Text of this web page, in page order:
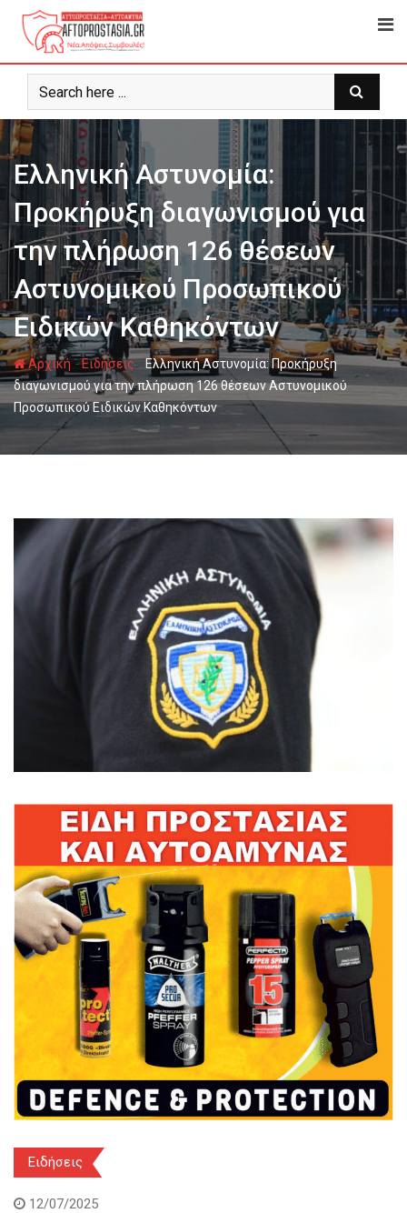
Ψάχνω
για...
Ελληνική Αστυνομία:
Προκήρυξη διαγωνισμού για
την πλήρωση 126 θέσεων
Αστυνομικού Προσωπικού
Ειδικών Καθηκόντων
Αρχική -Ειδήσεις-Ελληνική Αστυνομία: Προκήρυξη
διαγωνισμού για την πλήρωση 126 θέσεων Αστυνομικού
Προσωπικού Ειδικών Καθηκόντων
Ειδήσεις
12/07/2025